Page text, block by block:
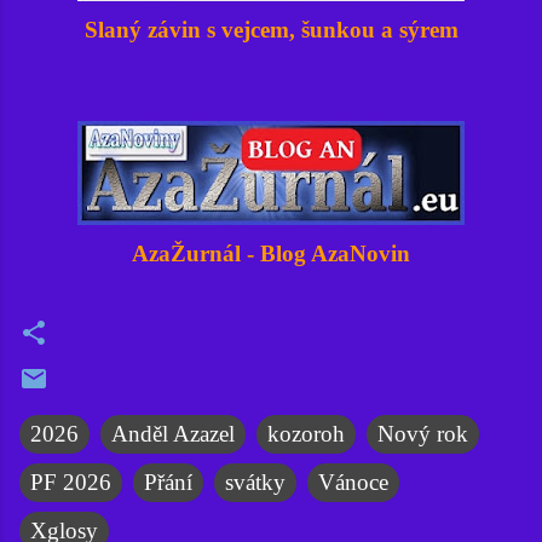
Slaný závin s vejcem, šunkou a sýrem
AzaŽurnál - Blog AzaNovin
2026 Anděl Azazel kozoroh
Nový rok
PF 2026
Přání svátky
Vánoce
Xglosy